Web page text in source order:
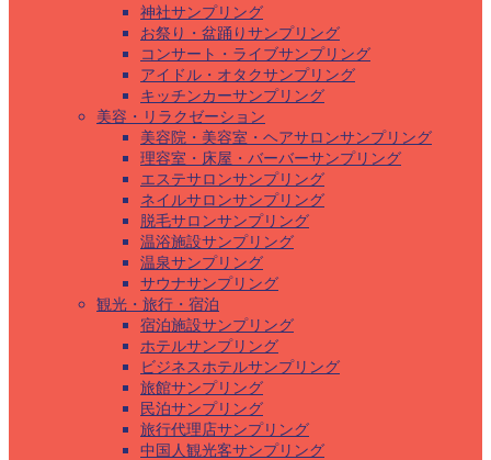
神社サンプリング
お祭り・盆踊りサンプリング
コンサート・ライブサンプリング
アイドル・オタクサンプリング
キッチンカーサンプリング
美容・リラクゼーション
美容院・美容室・ヘアサロンサンプリング
理容室・床屋・バーバーサンプリング
エステサロンサンプリング
ネイルサロンサンプリング
脱毛サロンサンプリング
温浴施設サンプリング
温泉サンプリング
サウナサンプリング
観光・旅行・宿泊
宿泊施設サンプリング
ホテルサンプリング
ビジネスホテルサンプリング
旅館サンプリング
民泊サンプリング
旅行代理店サンプリング
中国人観光客サンプリング